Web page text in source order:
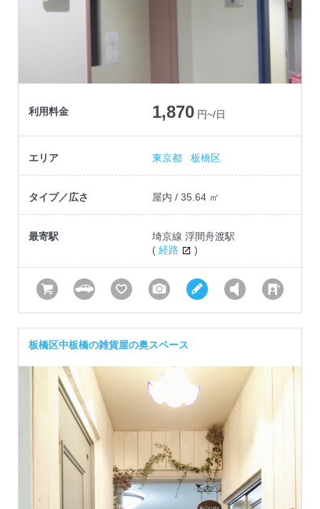
利用料金 1,870 円~/日
エリア 東京都 板橋区
タイプ／広さ 屋内 / 35.64 ㎡
最寄駅
埼京線 浮間舟渡駅
( 経路 )
板橋区中板橋の雑貨屋の奥スペース